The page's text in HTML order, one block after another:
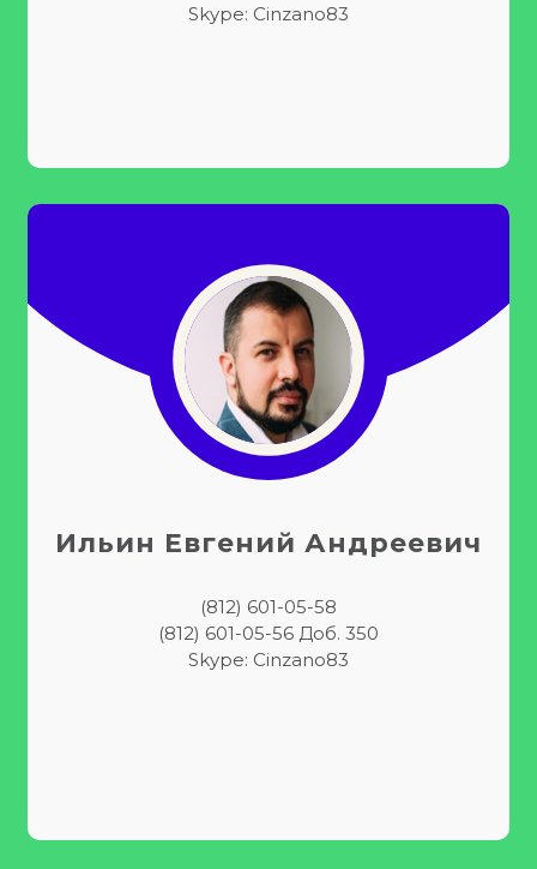
Skype: Cinzano83
Ильин Евгений Андреевич
(812) 601-05-58
(812) 601-05-56 Доб. 350
Skype: Cinzano83